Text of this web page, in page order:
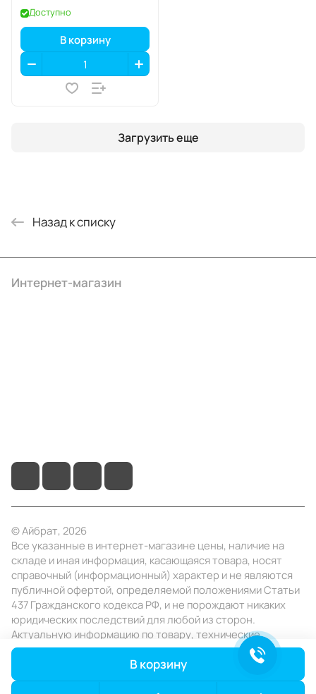
В корзину
Доступно
В корзину
Загрузить еще
Назад к списку
Интернет-магазин
© Айбрат, 2026
Все указанные в интернет-магазине цены, наличие на
складе и иная информация, касающаяся товара, носят
справочный (информационный) характер и не являются
публичной офертой, определяемой положениями Статьи
437 Гражданского кодекса РФ, и не порождают никаких
юридических последствий для любой из сторон.
Актуальную информацию по товару, технические
характеристики уточняйте в отделе продаж в день
Конфиденциальность
Оферта